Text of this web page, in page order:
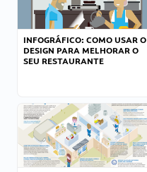
INFOGRÁFICO: COMO USAR O
DESIGN PARA MELHORAR O
SEU RESTAURANTE